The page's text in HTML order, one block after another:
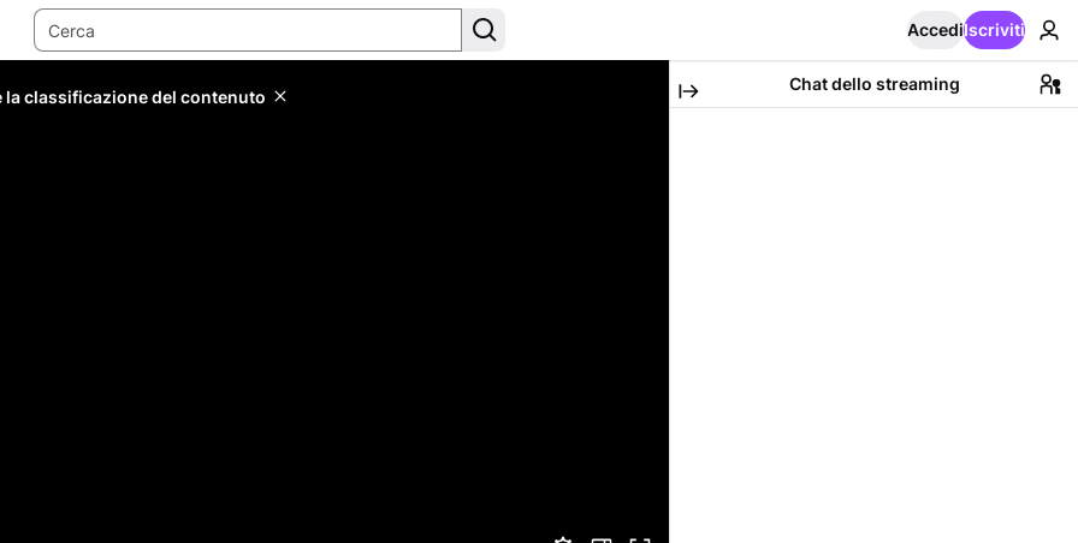
AccediIscriviti
classificazione del contenuto
Chat dello streaming